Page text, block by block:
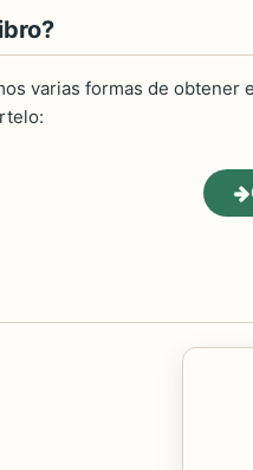
varias formas de